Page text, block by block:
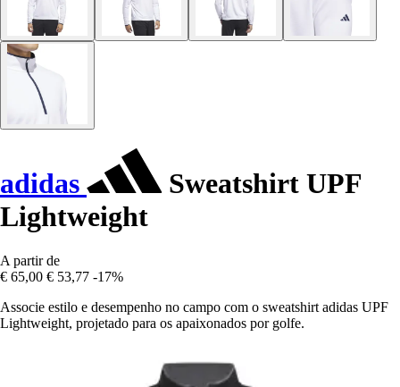
adidas
Sweatshirt UPF
Lightweight
A partir de
€ 65,00 € 53,77 -17%
Associe estilo e desempenho no campo com o sweatshirt adidas UPF
Lightweight, projetado para os apaixonados por golfe.